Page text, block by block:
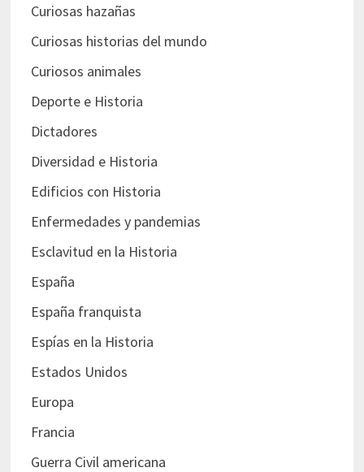
Curiosas hazañas
Curiosas historias del mundo
Curiosos animales
Deporte e Historia
Dictadores
Diversidad e Historia
Edificios con Historia
Enfermedades y pandemias
Esclavitud en la Historia
España
España franquista
Espías en la Historia
Estados Unidos
Europa
Francia
Guerra Civil americana